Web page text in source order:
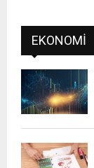
EKONOMI